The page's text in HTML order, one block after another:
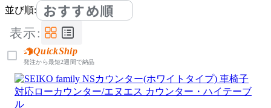
並び順: おすすめ順
表示:
QuickShip
発注から最短2週間で納品